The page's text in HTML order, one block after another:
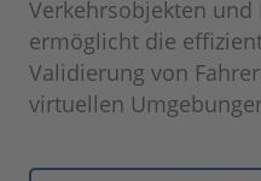
Verkehrsobjekten und
ermöglicht die
Validierung von
virtuellen